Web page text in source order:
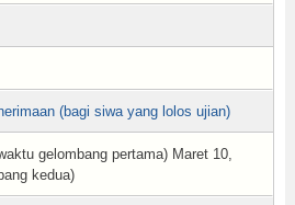
(bagi siwa yang lolos ujian)
gelombang pertama) Maret 10,
kedua)